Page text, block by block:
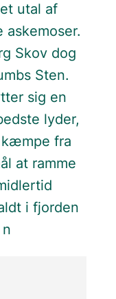
utal af
Skov dog
Sten.
sig en
lyder,
fra
at ramme
i fjorden